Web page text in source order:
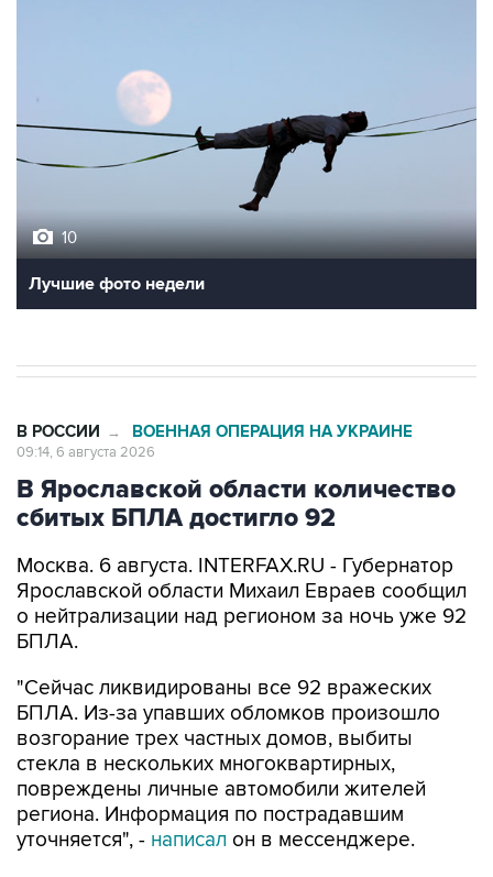
10
Лучшие фото недели
В РОССИИ → ВОЕННАЯ ОПЕРАЦИЯ НА УКРАИНЕ
09:14, 6 августа 2026
В Ярославской области количество
сбитых БПЛА достигло 92
Москва. 6 августа. INTERFAX.RU - Губернатор
Ярославской области Михаил Евраев сообщил
о нейтрализации над регионом за ночь уже 92
БПЛА.
"Сейчас ликвидированы все 92 вражеских
БПЛА. Из-за упавших обломков произошло
возгорание трех частных домов, выбиты
стекла в нескольких многоквартирных,
повреждены личные автомобили жителей
региона. Информация по пострадавшим
уточняется", - написал он в мессенджере.